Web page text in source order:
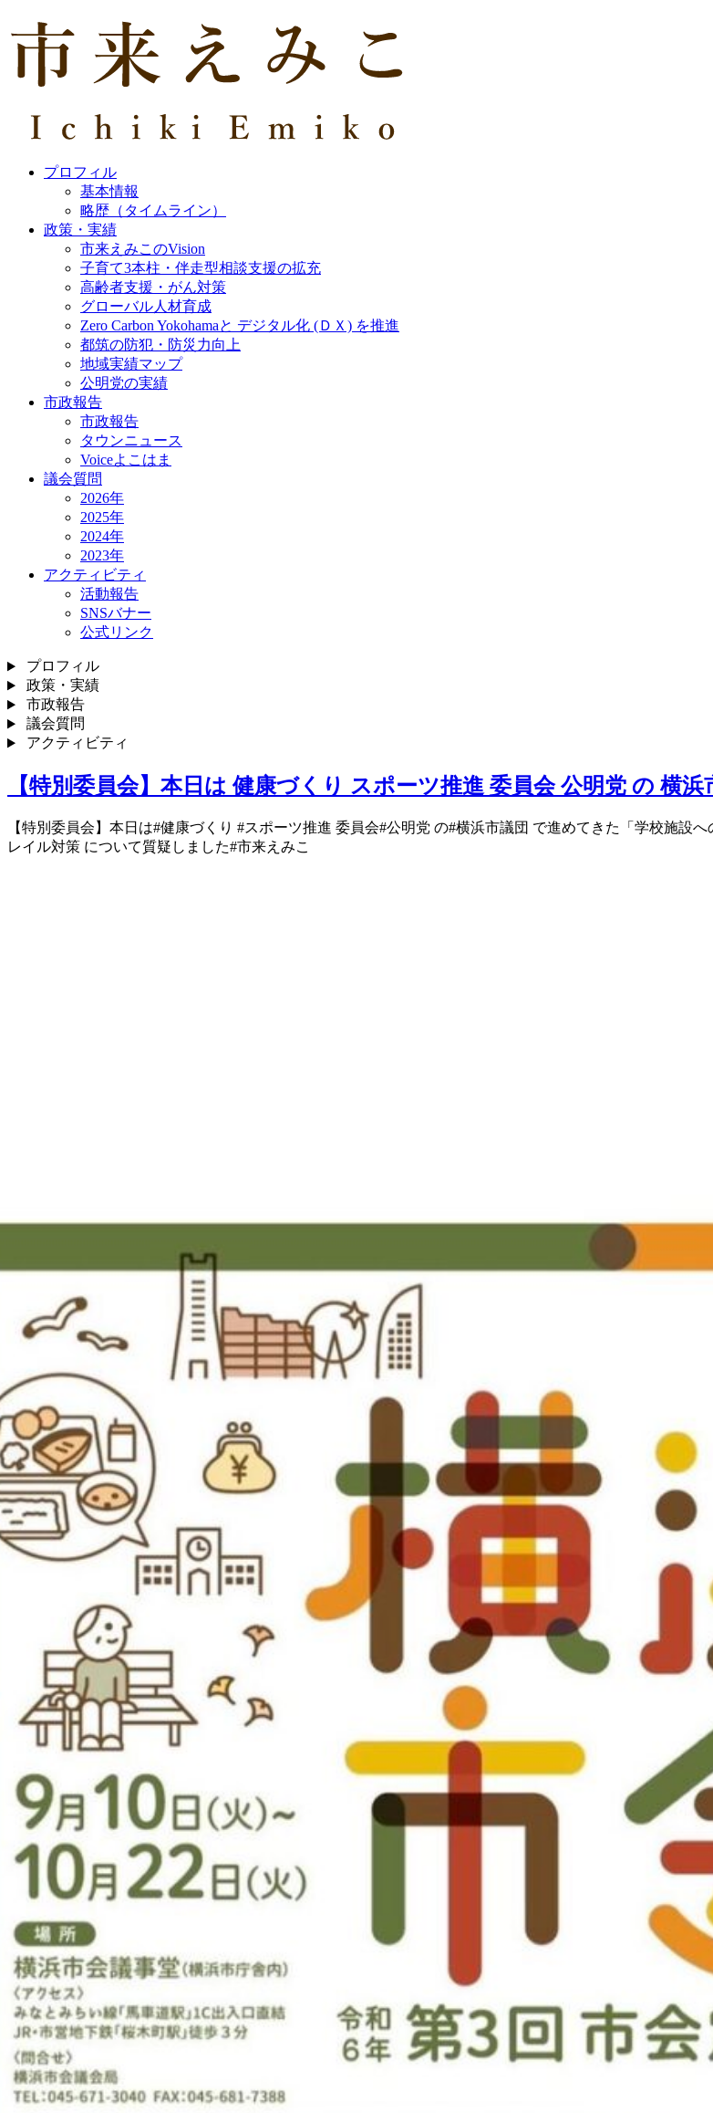
プロフィル
基本情報
略歴（タイムライン）
政策・実績
市来えみこのVision
子育て3本柱・伴走型相談支援の拡充
高齢者支援・がん対策
グローバル人材育成
Zero Carbon Yokohamaと デジタル化 (ＤＸ) を推進
都筑の防犯・防災力向上
地域実績マップ
公明党の実績
市政報告
市政報告
タウンニュース
Voiceよこはま
議会質問
2026年
2025年
2024年
2023年
アクティビティ
活動報告
SNSバナー
公式リンク
プロフィル
政策・実績
市政報告
議会質問
アクティビティ
【特別委員会】本日は 健康づくり スポーツ推進 委員会 公明党 の 横
【特別委員会】 本日は #健康づくり #スポーツ推進 委員会 #公明党 の #横浜市議団 で進めてきた 「学校施設
レイル対策 について質疑しました #市来えみこ